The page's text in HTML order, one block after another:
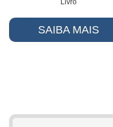
Livro
SAIBA MAIS